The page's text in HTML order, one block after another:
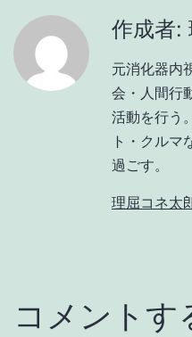
作成者:
元消化器内
会・人間行
活動を行う
ト・クルマ
過ごす。
理屈コネ太
コメントす